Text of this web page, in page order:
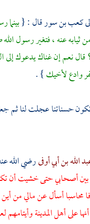
كعب بن سورقال : {
عنه ، فتغير رسول الله
نعم إن غناك يدعوك إلى
وادع لأخيك} .
تكون حسناتنا عجلت لنا
الله بن أبي أوفىرضي الله
بين أصحابي حتى خشيت
أسأل عن مالي من أين
على أهلالمدينةوأيتامهم